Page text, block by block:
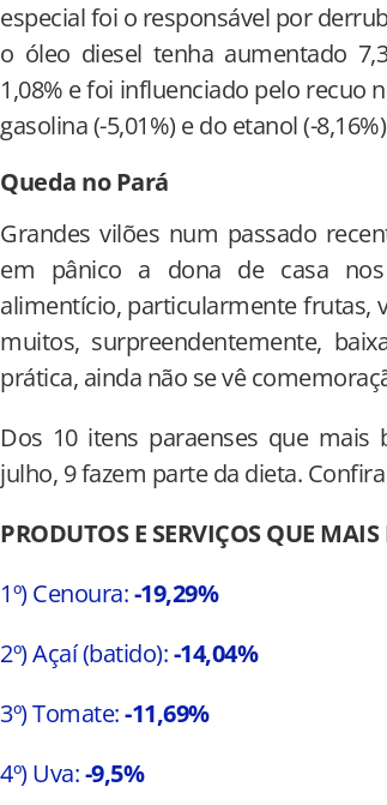
especial foi o responsável por
o óleo diesel tenha aumentado
1,08% e foi influenciado pelo recuo
gasolina (-5,01%) e do etanol (-
Queda no Pará
Grandes vilões num passado
em pânico a dona de casa
alimentício, particularmente frutas,
muitos, surpreendentemente,
prática, ainda não se vê
Dos 10 itens paraenses que
julho, 9 fazem parte da dieta.
PRODUTOS E SERVIÇOS QUE
1º) Cenoura:-19,29%
2º) Açaí (batido):-14,04%
3º) Tomate:-11,69%
4º) Uva:-9,5%